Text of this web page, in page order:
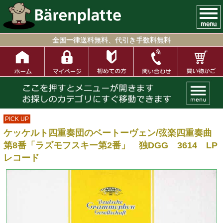
menu
全国一律送料無料、代引き手数料無料
PICK UP
ケッケルト四重奏団のベートーヴェン/弦楽四重奏曲
第8番「ラズモフスキー第2番」 独DGG 3614 LP
レコード